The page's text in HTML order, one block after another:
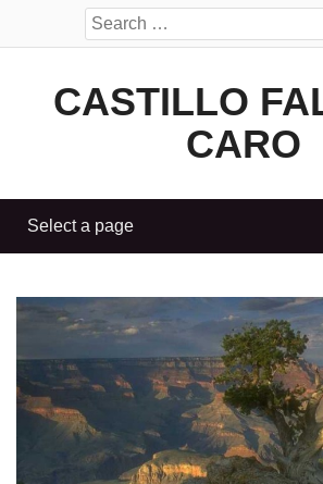
Search
for:
CASTILLO
CARO